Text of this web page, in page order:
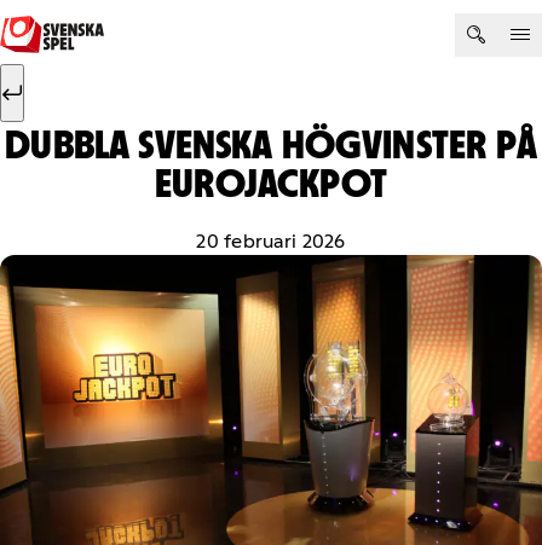
Hoppa till innehåll
Sök efter:
DUBBLA SVENSKA HÖGVINSTER PÅ
EUROJACKPOT
20 februari 2026